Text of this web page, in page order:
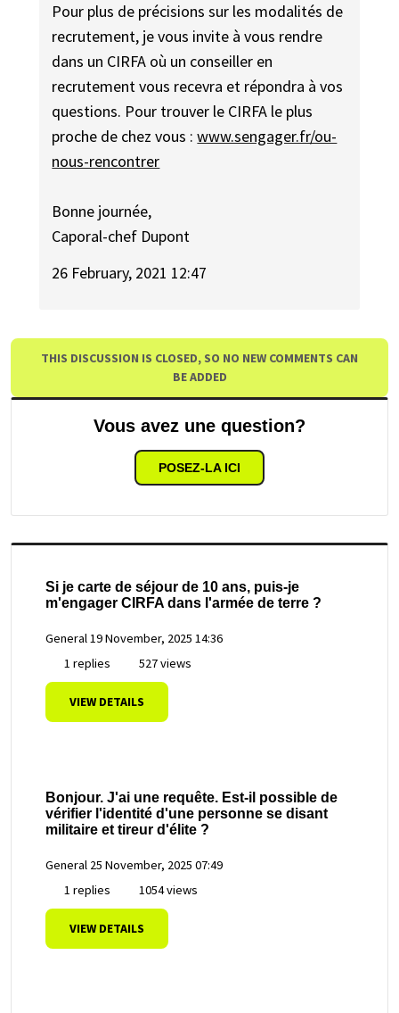
Pour plus de précisions sur les modalités de
recrutement, je vous invite à vous rendre
dans un CIRFA où un conseiller en
recrutement vous recevra et répondra à vos
questions. Pour trouver le CIRFA le plus
proche de chez vous :www.sengager.fr/ou-
nous-rencontrer
Bonne journée,
Caporal-chef Dupont
26 February, 2021 12:47
THIS DISCUSSION IS CLOSED, SO NO NEW COMMENTS CAN
BE ADDED
Vous avez une question?
POSEZ-LA ICI
Si je carte de séjour de 10 ans, puis-je
m'engager CIRFA dans l'armée de terre ?
General19 November, 2025 14:36
1 replies
527 views
VIEW DETAILS
Bonjour. J'ai une requête. Est-il possible de
vérifier l'identité d'une personne se disant
militaire et tireur d'élite ?
General 25 November, 2025 07:49
1 replies
1054 views
VIEW DETAILS